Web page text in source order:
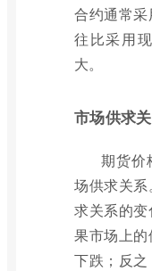
合约通常
往比采用
大。
市场供求
期货价
场供求关
求关系的
果市场上
下跌；反